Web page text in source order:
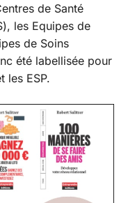
de Santé
les Equipes de
de Soins
été labellisée pour
les ESP.